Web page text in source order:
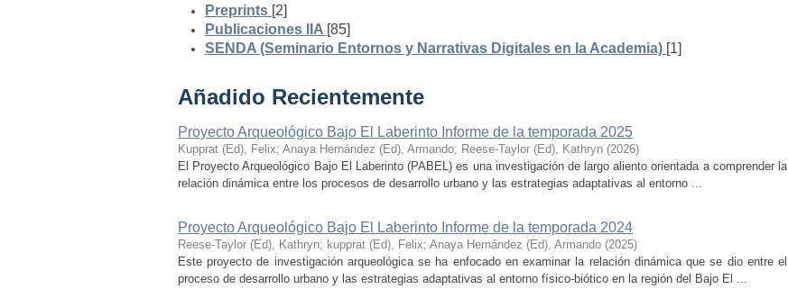
Preprints [2]
Publicaciones IIA [85]
SENDA (Seminario Entornos y Narrativas Digitales en la Academia) [1]
Añadido Recientemente
Proyecto Arqueológico Bajo El Laberinto Informe de la temporada 2025
Kupprat (Ed), Felix; Anaya Hernández (Ed), Armando; Reese-Taylor (Ed), Kathryn (2026)
El Proyecto Arqueológico Bajo El Laberinto (PABEL) es una investigación de largo aliento orientada a comprender la
relación dinámica entre los procesos de desarrollo urbano y las estrategias adaptativas al entorno ...
Proyecto Arqueológico Bajo El Laberinto Informe de la temporada 2024
Reese-Taylor (Ed), Kathryn; kupprat (Ed), Felix; Anaya Hernández (Ed), Armando (2025)
Este proyecto de investigación arqueológica se ha enfocado en examinar la relación dinámica que se dio entre el
proceso de desarrollo urbano y las estrategias adaptativas al entorno físico-biótico en la región del Bajo El ...